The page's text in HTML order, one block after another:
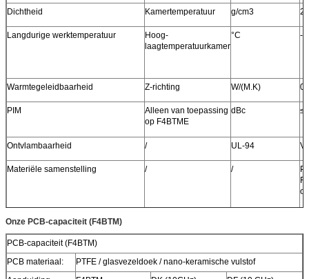
Dichtheid Kamertemperatuur g/cm3
Langdurige werktemperatuur
Hoog-
laagtemperatuurkamer
°C -
Warmtegeleidbaarheid Z-richting W/(M.K)
PIM
Alleen van toepassing
op F4BTME
dBc ≤
Ontvlambaarheid / UL-94
Materiële samenstelling / /
Onze PCB-capaciteit (F4BTM)
PCB-capaciteit (F4BTM)
PCB materiaal:
PTFE / glasvezeldoek / nano-keramische vulstof